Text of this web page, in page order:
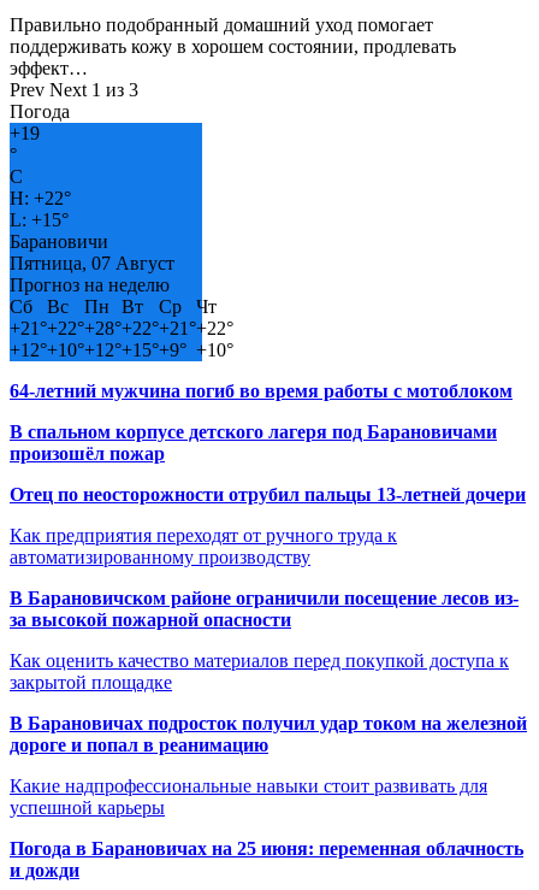
Правильно подобранный домашний уход помогает
поддерживать кожу в хорошем состоянии, продлевать
эффект…
Prev Next 1 из 3
Погода
+19
°
C
H: +22°
L: +15°
Барановичи
Пятница, 07 Август
Прогноз на неделю
Сб
Вс Пн Вт Ср
Чт
+21°+22°+28°+22°+21°+22°
+12°+10°+12°+15°+9° +10°
64-летний мужчина погиб во время работы с мотоблоком
В спальном корпусе детского лагеря под Барановичами
произошёл пожар
Отец по неосторожности отрубил пальцы 13-летней дочери
Как предприятия переходят от ручного труда к
автоматизированному производству
В Барановичском районе ограничили посещение лесов из-
за высокой пожарной опасности
Как оценить качество материалов перед покупкой доступа к
закрытой площадке
В Барановичах подросток получил удар током на железной
дороге и попал в реанимацию
Какие надпрофессиональные навыки стоит развивать для
успешной карьеры
Погода в Барановичах на 25 июня: переменная облачность
и дожди